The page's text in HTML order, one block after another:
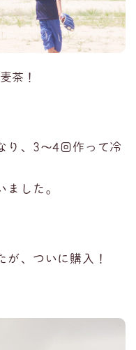
茶！
り、3〜4回作って冷
した。
、ついに購入！